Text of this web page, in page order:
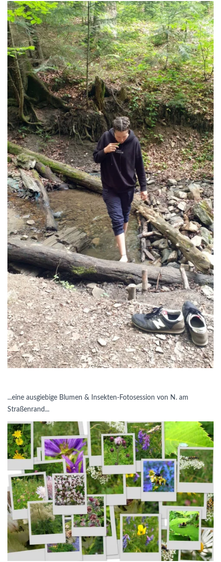
...eine ausgiebige Blumen & Insekten-Fotosession von N. am
Straßenrand...